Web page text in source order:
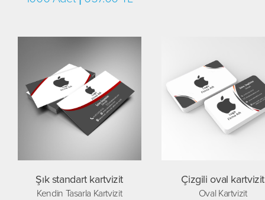
Şık standart kartvizit
Kendin Tasarla Kartvizit
Çizgili oval kartvizit
Oval Kartvizit